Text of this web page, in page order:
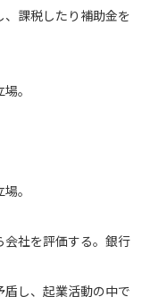
課税したり補助金を
。
。
社を評価する。銀行
し、起業活動の中で